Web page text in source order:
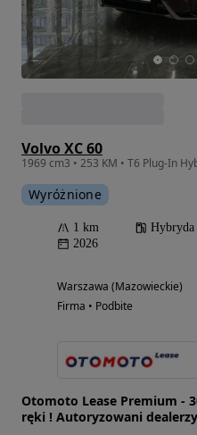
Volvo XC 60
Wyróżnione
1 km Hybryda
2026
Warszawa (Mazowieckie)
Firma • Podbite
Otomoto Lease Premium -
ręki ! Autoryzowani